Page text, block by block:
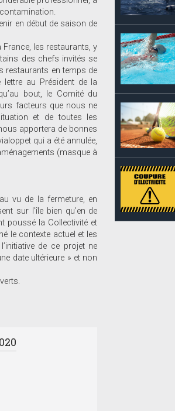
en début de saison de
les restaurants, y
des chefs invités se
restaurants en temps de
lettre au Président de la
bout, le Comité du
facteurs que nous ne
et de toutes les
apportera de bonnes
qui a été annulée,
(masque à
vu de la fermeture, en
sur l’île bien qu’en de
poussé la Collectivité et
le contexte actuel et les
de ce projet ne
date ultérieure » et non